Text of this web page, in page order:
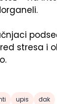
stresa i
upis đak